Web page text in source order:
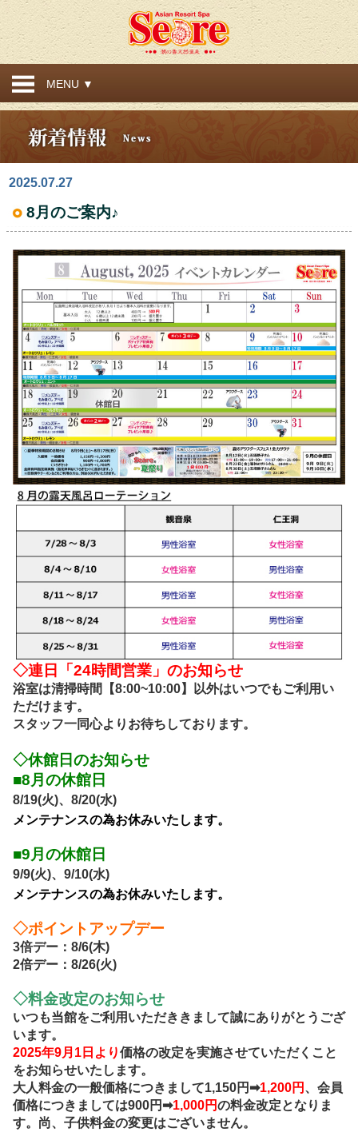
MENU ▼
2025.07.27
8月のご案内♪
◇連日「24時間営業」のお知らせ
浴室は清掃時間【8:00~10:00】以外はいつでもご利用い
ただけます。
スタッフ一同心よりお待ちしております。
◇休館日のお知らせ
■8月 の休館日
8/19(火)、8/20(水)
メンテナンスの為お休みいたします。
■9月の休館日
9/9(火)、9/10(水)
メンテナンスの為お休みいたします。
◇ポイントアップデー
3倍デー：8/6(木)
2倍デー：8/26(火)
◇料金改定のお知らせ
いつも当館をご利用いただききまして誠にありがとうござ
います。
2025年9月1日より価格の改定を実施させていただくこと
をお知らせいたします。
大人料金の一般価格につきまして1,150円➡1,200円 、 会員
価格につきましては900円➡1,000円の料金改定となりま
す。尚、子供料金の変更はございません。